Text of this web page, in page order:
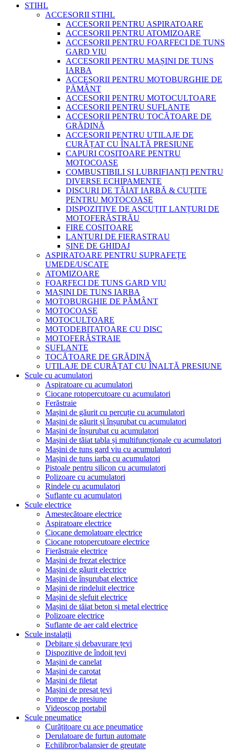
STIHL
ACCESORII STIHL
ACCESORII PENTRU ASPIRATOARE
ACCESORII PENTRU ATOMIZOARE
ACCESORII PENTRU FOARFECI DE TUNS
GARD VIU
ACCESORII PENTRU MAȘINI DE TUNS
IARBA
ACCESORII PENTRU MOTOBURGHIE DE
PĂMÂNT
ACCESORII PENTRU MOTOCULTOARE
ACCESORII PENTRU SUFLANTE
ACCESORII PENTRU TOCĂTOARE DE
GRĂDINĂ
ACCESORII PENTRU UTILAJE DE
CURĂȚAT CU ÎNALTĂ PRESIUNE
CAPURI COSITOARE PENTRU
MOTOCOASE
COMBUSTIBILI ȘI LUBRIFIANȚI PENTRU
DIVERSE ECHIPAMENTE
DISCURI DE TĂIAT IARBĂ & CUȚITE
PENTRU MOTOCOASE
DISPOZITIVE DE ASCUȚIT LANȚURI DE
MOTOFERĂSTRĂU
FIRE COSITOARE
LANȚURI DE FIERASTRAU
ȘINE DE GHIDAJ
ASPIRATOARE PENTRU SUPRAFEȚE
UMEDE/USCATE
ATOMIZOARE
FOARFECI DE TUNS GARD VIU
MAȘINI DE TUNS IARBA
MOTOBURGHIE DE PĂMÂNT
MOTOCOASE
MOTOCULTOARE
MOTODEBITATOARE CU DISC
MOTOFERĂSTRAIE
SUFLANTE
TOCĂTOARE DE GRĂDINĂ
UTILAJE DE CURĂȚAT CU ÎNALTĂ PRESIUNE
Scule cu acumulatori
Aspiratoare cu acumulatori
Ciocane rotopercutoare cu acumulatori
Ferăstraie
Mașini de găurit cu percuție cu acumulatori
Mașini de găurit și înșurubat cu acumulatori
Mașini de înșurubat cu acumulatori
Mașini de tăiat tabla și multifuncționale cu acumulatori
Mașini de tuns gard viu cu acumulatori
Mașini de tuns iarba cu acumulatori
Pistoale pentru silicon cu acumulatori
Polizoare cu acumulatori
Rindele cu acumulatori
Suflante cu acumulatori
Scule electrice
Amestecătoare electrice
Aspiratoare electrice
Ciocane demolatoare electrice
Ciocane rotopercutoare electrice
Fierăstraie electrice
Mașini de frezat electrice
Mașini de găurit electrice
Mașini de înșurubat electrice
Mașini de rindeluit electrice
Mașini de șlefuit electrice
Mașini de tăiat beton și metal electrice
Polizoare electrice
Suflante de aer cald electrice
Scule instalații
Debitare și debavurare țevi
Dispozitive de îndoit țevi
Mașini de canelat
Mașini de carotat
Mașini de filetat
Mașini de presat țevi
Pompe de presiune
Videoscop portabil
Scule pneumatice
Curățitoare cu ace pneumatice
Derulatoare de furtun automate
Echilibror/balansier de greutate